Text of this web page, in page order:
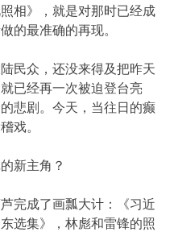
相》，就是对那时已经成
的最准确的再现。
民众，还没来得及把昨天
已经再一次被迫登台亮
悲剧。今天，当往日的癫
戏。
新主角？
完成了画瓢大计：《习近
选集》，林彪和雷锋的照